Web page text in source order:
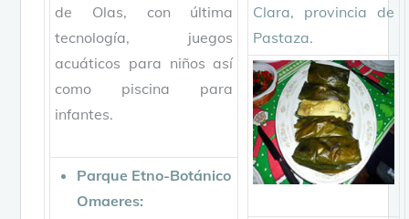
de Olas, con última
tecnología, juegos
acuáticos para niños así
como piscina para
infantes.
Parque Etno-Botánico
Omaeres:
Clara, provincia de
Pastaza.